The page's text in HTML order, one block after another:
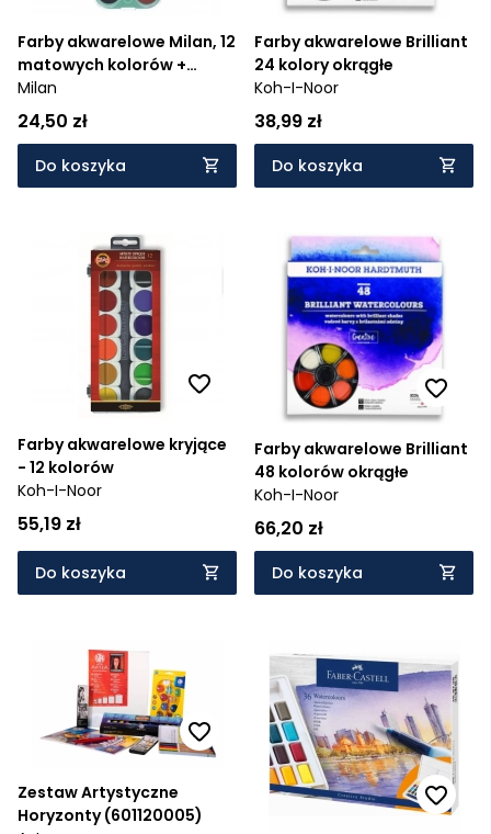
Farby akwarelowe Milan, 12
matowych kolorów +
pędzel (053312P)
Milan
24,50 zł
Do koszyka
Farby akwarelowe Brilliant
24 kolory okrągłe
Koh-I-Noor
38,99 zł
Do koszyka
Farby akwarelowe kryjące
- 12 kolorów
Koh-I-Noor
55,19 zł
Do koszyka
Farby akwarelowe Brilliant
48 kolorów okrągłe
Koh-I-Noor
66,20 zł
Do koszyka
Zestaw Artystyczne
Horyzonty (601120005)